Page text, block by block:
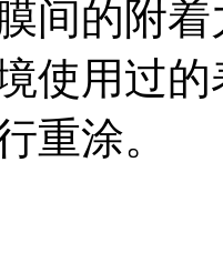
间的附
使用过
重涂。